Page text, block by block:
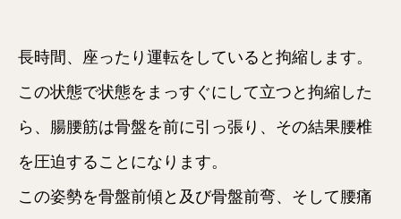
長時間、座ったり運転をしていると拘縮します。
この状態で状態をまっすぐにして立つと拘縮した
ら、腸腰筋は骨盤を前に引っ張り、その結果腰椎
を圧迫することになります。
この姿勢を骨盤前傾と及び骨盤前弯、そして腰痛